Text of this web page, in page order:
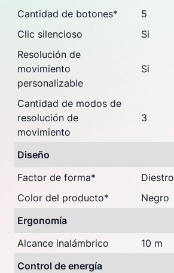
Cantidad de botones*
5
Clic silencioso
Si
Resolución de
movimiento
personalizable
Si
Cantidad de modos de
resolución de
movimiento
3
Diseño
Factor de forma*
Diestro
Color del producto*
Negro
Ergonomía
Alcance inalámbrico
10 m
Control de energía